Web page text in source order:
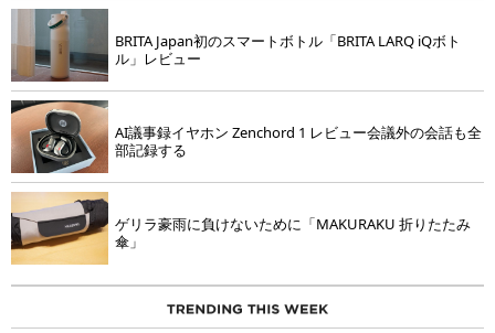
BRITA Japan初のスマートボトル「BRITA LARQ iQボト
ル」レビュー
AI議事録イヤホン Zenchord 1 レビュー会議外の会話も全
部記録する
ゲリラ豪雨に負けないために「MAKURAKU 折りたたみ
傘」